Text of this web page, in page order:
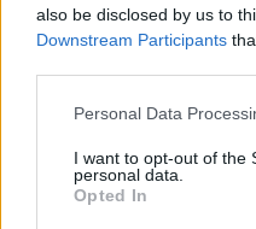
also be disclosed by us to
Downstream Participants
Personal Data
I want to opt-out of the
personal data.
Opted In
La puntata di
agosto 2026